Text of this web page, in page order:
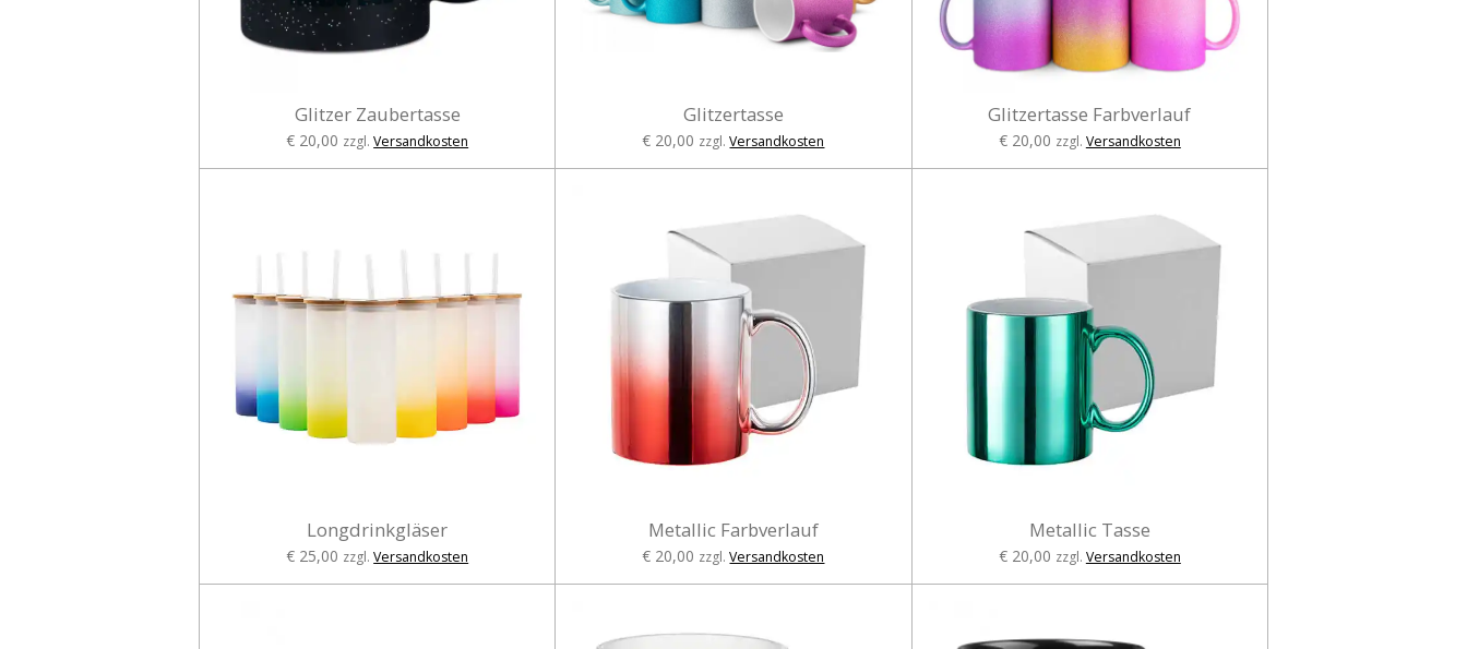
Glitzer Zaubertasse
€ 20,00 zzgl.Versandkosten
Glitzertasse
€ 20,00 zzgl.Versandkosten
Glitzertasse Farbverlauf
€ 20,00 zzgl. Versandkosten
Longdrinkgläser
€ 25,00 zzgl.Versandkosten
Metallic Farbverlauf
€ 20,00 zzgl.Versandkosten
Metallic Tasse
€ 20,00 zzgl. Versandkosten